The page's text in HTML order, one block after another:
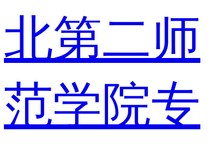
北第二师
范学院专